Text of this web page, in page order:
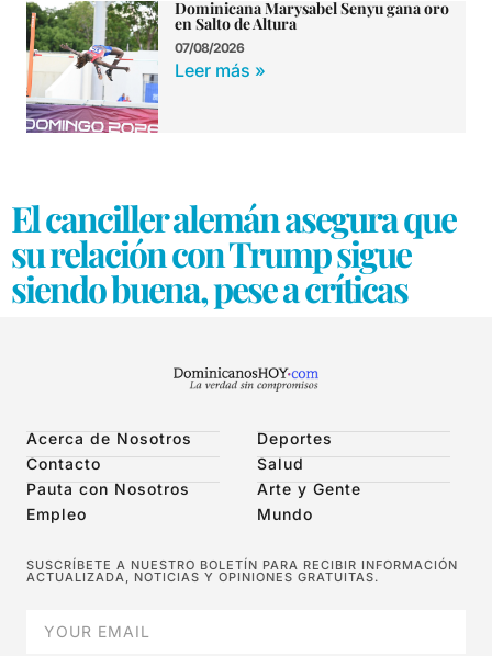
Dominicana Marysabel Senyu gana oro
en Salto de Altura
07/08/2026
Leer más »
El canciller alemán asegura que
su relación con Trump sigue
siendo buena, pese a críticas
Acerca de Nosotros
Contacto
Pauta con Nosotros
Empleo
Deportes
Salud
Arte y Gente
Mundo
SUSCRÍBETE A NUESTRO BOLETÍN PARA RECIBIR INFORMACIÓN
ACTUALIZADA, NOTICIAS Y OPINIONES GRATUITAS.